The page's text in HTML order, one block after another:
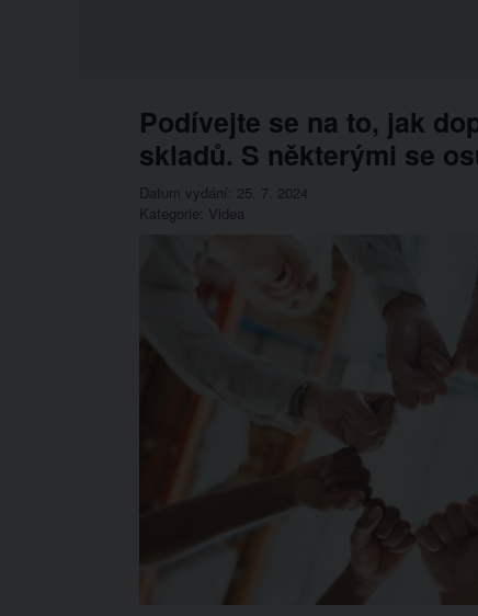
Podívejte se na to, jak
skladů. S některými se
Datum vydání: 25. 7. 2024
Kategorie: Videa